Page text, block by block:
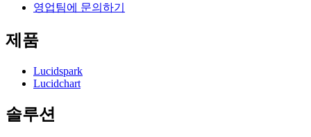
영업팀에 문의하기
제품
Lucidspark
Lucidchart
솔루션